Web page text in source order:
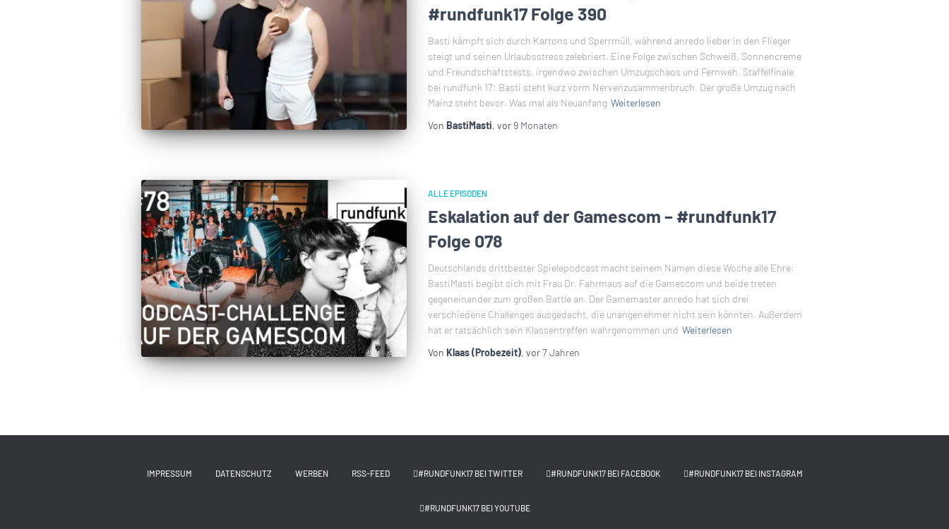
#rundfunk17 Folge 390
Basti kämpft sich durch Kartons und Sperrmüll, während anredo lieber in den Flieger
steigt und seinen Urlaubsstress zelebriert. Eine Folge zwischen Schweiß, Sonnencreme
und Freundschaftstests, irgendwo zwischen Umzugschaos und Fernweh. Staffelfinale
bei rundfunk 17: Basti steht kurz vorm Nervenzusammenbruch. Der große Umzug nach
Mainz steht bevor. Was mal als Neuanfang Weiterlesen
Von BastiMasti, vor 9 Monaten
ALLE EPISODEN
Eskalation auf der Gamescom – #rundfunk17
Folge 078
Deutschlands drittbester Spielepodcast macht seinem Namen diese Woche alle Ehre:
BastiMasti begibt sich mit Frau Dr. Fahrmaus auf die Gamescom und beide treten
gegeneinander zum großen Battle an. Der Gamemaster anredo hat sich drei
verschiedene Challenges ausgedacht, die unangenehmer nicht sein könnten. Außerdem
hat er tatsächlich sein Klassentreffen wahrgenommen und Weiterlesen
Von Klaas (Probezeit), vor7 Jahren
IMPRESSUM DATENSCHUTZ WERBEN RSS-FEED #RUNDFUNK17 BEI TWITTER #RUNDFUNK17 BEI FACEBOOK #RUNDFUNK17 BEI INSTAGRAM
#RUNDFUNK17 BEI YOUTUBE